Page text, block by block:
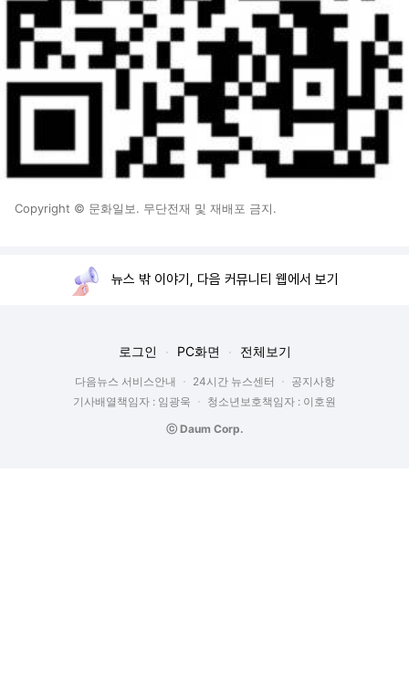
Copyright © 문화일보. 무단전재 및 재배포 금지.
뉴스 밖 이야기, 다음 커뮤니티 웹에서 보기
로그인 PC화면 전체보기
다음뉴스 서비스안내 24시간 뉴스센터
공지사항
기사배열책임자 : 임광욱
청소년보호책임자 : 이호원
ⓒ Daum Corp.